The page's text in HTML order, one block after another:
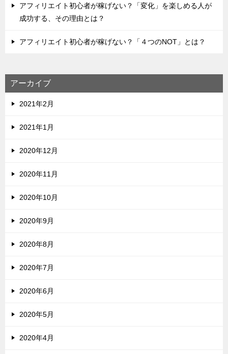
アフィリエイト初心者が稼げない？「変化」を楽しめる人が
成功する、その理由とは？
アフィリエイト初心者が稼げない？「４つのNOT」とは？
アーカイブ
2021年2月
2021年1月
2020年12月
2020年11月
2020年10月
2020年9月
2020年8月
2020年7月
2020年6月
2020年5月
2020年4月